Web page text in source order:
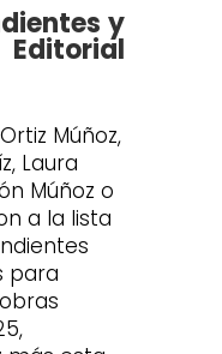
y
Múñoz,
Laura
Múñoz o
a la lista
para